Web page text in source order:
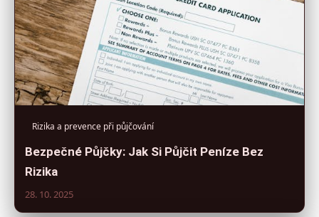
Rizika a prevence při půjčování
Bezpečné Půjčky: Jak Si Půjčit Peníze Bez
Rizika
28. 10. 2025